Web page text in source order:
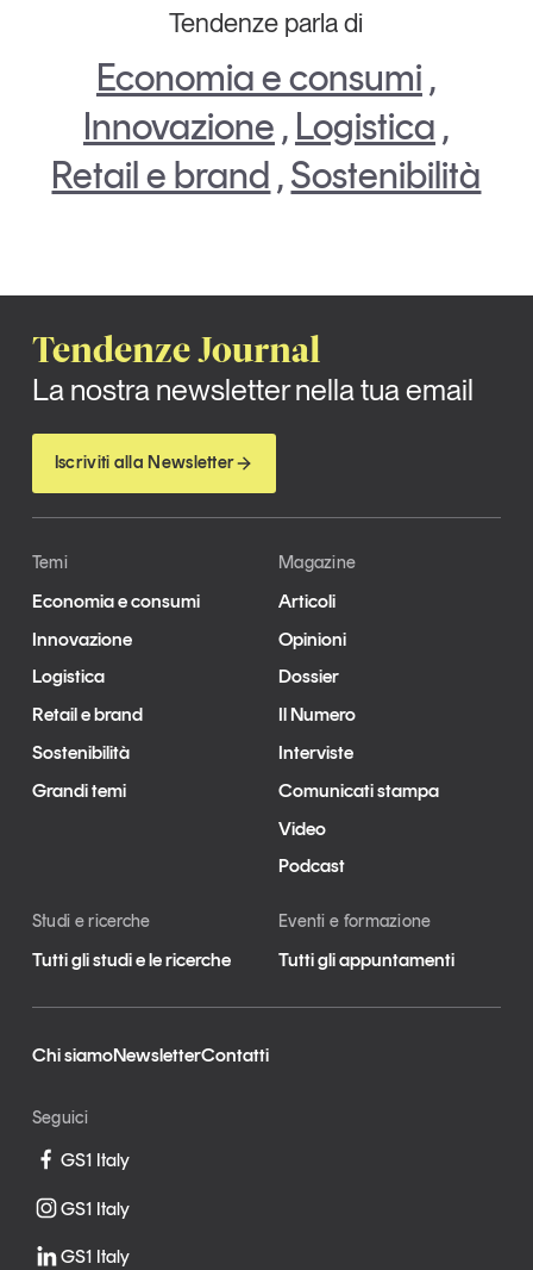
Tendenze parla di
Economia e consumi ,
Innovazione , Logistica ,
Retail e brand ,Sostenibilità
Tendenze Journal
La nostra newsletter nella tua email
Iscriviti alla Newsletter
Temi
Economia e consumi
Innovazione
Logistica
Retail e brand
Sostenibilità
Grandi temi
Magazine
Articoli
Opinioni
Dossier
Il Numero
Interviste
Comunicati stampa
Video
Podcast
Studi e ricerche
Tutti gli studi e le ricerche
Eventi e formazione
Tutti gli appuntamenti
Chi siamoNewsletterContatti
Seguici
GS1 Italy
GS1 Italy
GS1 Italy